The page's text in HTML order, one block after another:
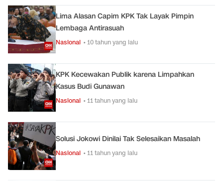
Lima Alasan Capim KPK Tak Layak Pimpin
Lembaga Antirasuah
Nasional • 10 tahun yang lalu
KPK Kecewakan Publik karena Limpahkan
Kasus Budi Gunawan
Nasional • 11 tahun yang lalu
Solusi Jokowi Dinilai Tak Selesaikan Masalah
Nasional • 11 tahun yang lalu